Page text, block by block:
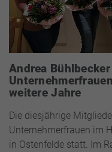
Andrea
weitere Jahre
Die diesjährige
Unternehmerfrauen im
in Ostenfelde statt. Im